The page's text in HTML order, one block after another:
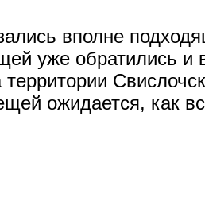
вполне
уже обратились и
ожидается, как